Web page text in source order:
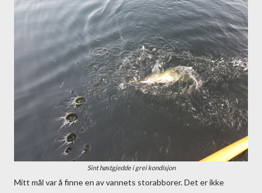
Sint høstgjedde i grei kondisjon
Mitt mål var å finne en av vannets storabborer. Det er ikke